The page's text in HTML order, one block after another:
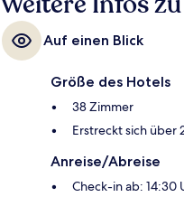
Auf einen Blick
Größe des Hotels
38 Zimmer
Erstreckt sich über
Anreise/Abreise
Check-in ab: 14:30